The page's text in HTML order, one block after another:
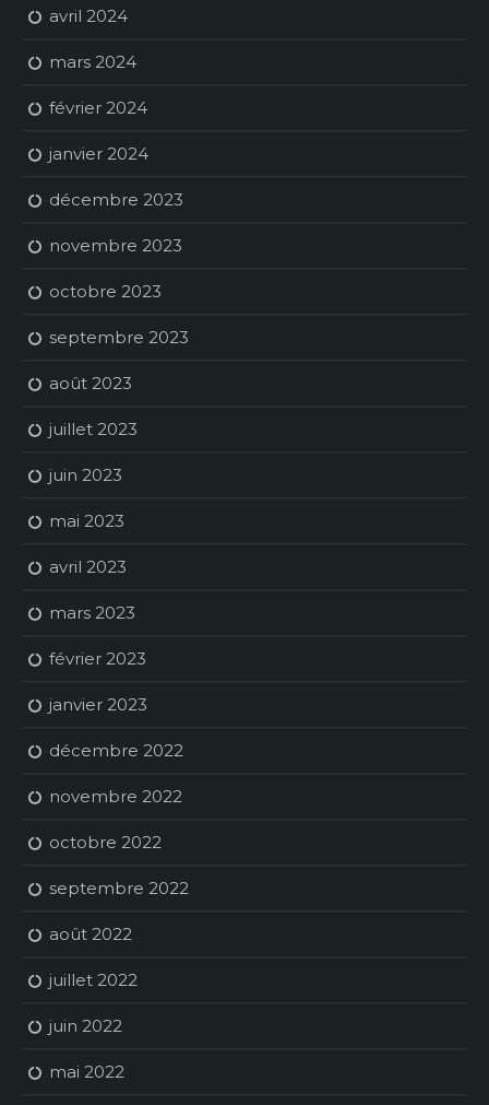
avril 2024
mars 2024
février 2024
janvier 2024
décembre 2023
novembre 2023
octobre 2023
septembre 2023
août 2023
juillet 2023
juin 2023
mai 2023
avril 2023
mars 2023
février 2023
janvier 2023
décembre 2022
novembre 2022
octobre 2022
septembre 2022
août 2022
juillet 2022
juin 2022
mai 2022